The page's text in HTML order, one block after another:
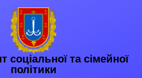
соціальної та сімейної
політики